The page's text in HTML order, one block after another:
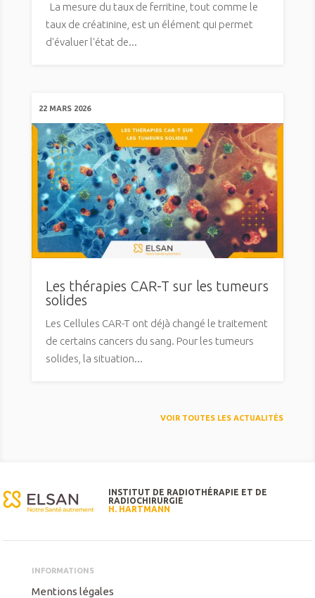
La mesure du taux de ferritine, tout comme le
taux de créatinine, est un élément qui permet
d'évaluer l'état de...
22 MARS 2026
Les thérapies CAR-T sur les tumeurs
solides
Les Cellules CAR-T ont déjà changé le traitement
de certains cancers du sang. Pour les tumeurs
solides, la situation...
VOIR TOUTES LES ACTUALITÉS
INSTITUT DE RADIOTHÉRAPIE ET DE
RADIOCHIRURGIE
H. HARTMANN
INFORMATIONS
Mentions légales